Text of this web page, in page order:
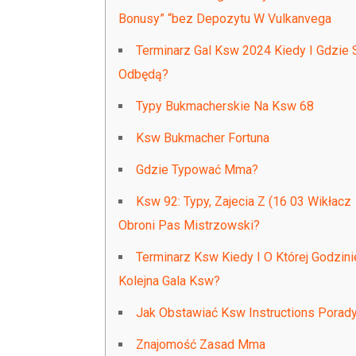
Bonusy” “bez Depozytu W Vulkanvega
Terminarz Gal Ksw 2024 Kiedy I Gdzie
Odbędą?
Typy Bukmacherskie Na Ksw 68
Ksw Bukmacher Fortuna
Gdzie Typować Mma?
Ksw 92: Typy, Zajecia Z (16 03 Wikłacz
Obroni Pas Mistrzowski?
Terminarz Ksw Kiedy I O Której
Kolejna Gala Ksw?
Jak Obstawiać Ksw Instructions
Znajomość Zasad Mma